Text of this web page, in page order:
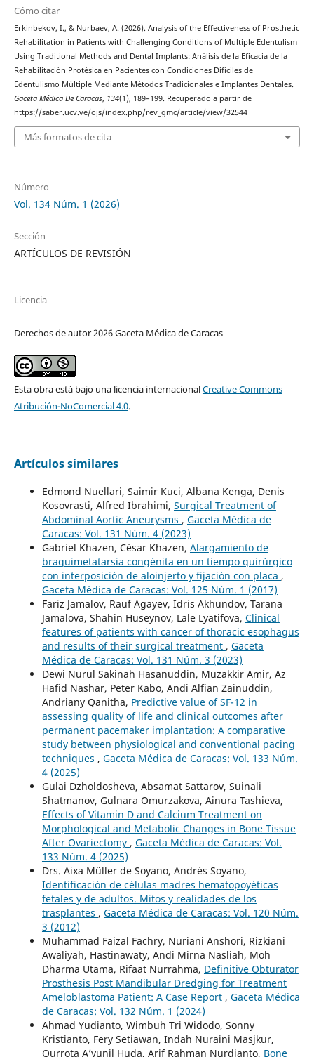
Cómo citar
Erkinbekov, I., & Nurbaev, A. (2026). Analysis of the Effectiveness of Prosthetic
Rehabilitation in Patients with Challenging Conditions of Multiple Edentulism
Using Traditional Methods and Dental Implants: Análisis de la Eficacia de la
Rehabilitación Protésica en Pacientes con Condiciones Difíciles de
Edentulismo Múltiple Mediante Métodos Tradicionales e Implantes Dentales.
Gaceta Médica De Caracas, 134(1), 189–199. Recuperado a partir de
https://saber.ucv.ve/ojs/index.php/rev_gmc/article/view/32544
Más formatos de cita
Número
Vol. 134 Núm. 1 (2026)
Sección
ARTÍCULOS DE REVISIÓN
Licencia
Derechos de autor 2026 Gaceta Médica de Caracas
Esta obra está bajo una licencia internacionalCreative Commons
Atribución-NoComercial 4.0.
Artículos similares
Edmond Nuellari, Saimir Kuci, Albana Kenga, Denis
Kosovrasti, Alfred Ibrahimi, Surgical Treatment of
Abdominal Aortic Aneurysms , Gaceta Médica de
Caracas: Vol. 131 Núm. 4 (2023)
Gabriel Khazen, César Khazen, Alargamiento de
braquimetatarsia congénita en un tiempo quirúrgico
con interposición de aloinjerto y fijación con placa ,
Gaceta Médica de Caracas: Vol. 125 Núm. 1 (2017)
Fariz Jamalov, Rauf Agayev, Idris Akhundov, Tarana
Jamalova, Shahin Huseynov, Lale Lyatifova, Clinical
features of patients with cancer of thoracic esophagus
and results of their surgical treatment , Gaceta
Médica de Caracas: Vol. 131 Núm. 3 (2023)
Dewi Nurul Sakinah Hasanuddin, Muzakkir Amir, Az
Hafid Nashar, Peter Kabo, Andi Alfian Zainuddin,
Andriany Qanitha, Predictive value of SF-12 in
assessing quality of life and clinical outcomes after
permanent pacemaker implantation: A comparative
study between physiological and conventional pacing
techniques , Gaceta Médica de Caracas: Vol. 133 Núm.
4 (2025)
Gulai Dzholdosheva, Absamat Sattarov, Suinali
Shatmanov, Gulnara Omurzakova, Ainura Tashieva,
Effects of Vitamin D and Calcium Treatment on
Morphological and Metabolic Changes in Bone Tissue
After Ovariectomy , Gaceta Médica de Caracas: Vol.
133 Núm. 4 (2025)
Drs. Aixa Müller de Soyano, Andrés Soyano,
Identificación de células madres hematopoyéticas
fetales y de adultos. Mitos y realidades de los
trasplantes , Gaceta Médica de Caracas: Vol. 120 Núm.
3 (2012)
Muhammad Faizal Fachry, Nuriani Anshori, Rizkiani
Awaliyah, Hastinawaty, Andi Mirna Nasliah, Moh
Dharma Utama, Rifaat Nurrahma, Definitive Obturator
Prosthesis Post Mandibular Dredging for Treatment
Ameloblastoma Patient: A Case Report , Gaceta Médica
de Caracas: Vol. 132 Núm. 1 (2024)
Ahmad Yudianto, Wimbuh Tri Widodo, Sonny
Kristianto, Fery Setiawan, Indah Nuraini Masjkur,
Qurrota A’yunil Huda, Arif Rahman Nurdianto, Bone